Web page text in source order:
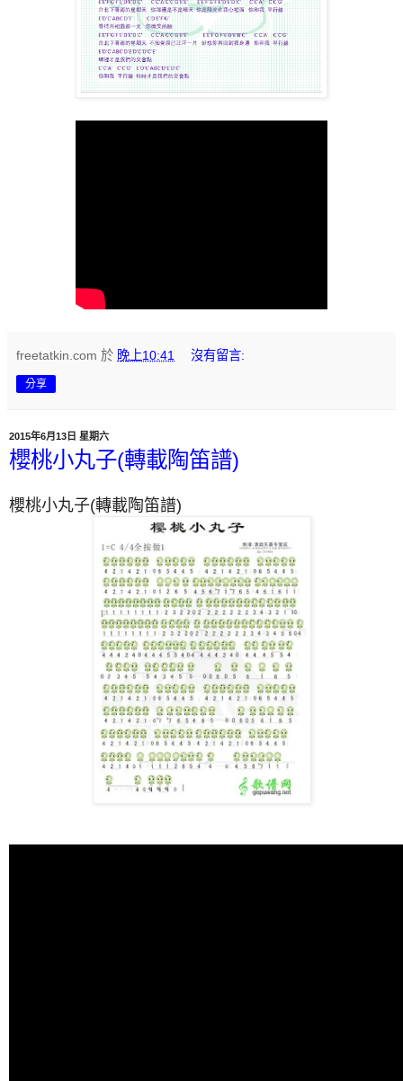
freetatkin.com 於 晚上10:41 沒有留言:
分享
2015年6月13日 星期六
櫻桃小丸子(轉載陶笛譜)
櫻桃小丸子(轉載陶笛譜)